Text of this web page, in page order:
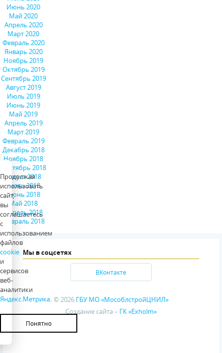
Июнь 2020
Май 2020
Апрель 2020
Март 2020
Февраль 2020
Январь 2020
Ноябрь 2019
Октябрь 2019
Сентябрь 2019
Август 2019
Июль 2019
Июнь 2019
Май 2019
Апрель 2019
Март 2019
Февраль 2019
Декабрь 2018
Ноябрь 2018
Сентябрь 2018
Август 2018
Июль 2018
Июнь 2018
Май 2018
Апрель 2018
Февраль 2018
Мы в соцсетях
ВКонтакте
© 2026 ГБУ МО «МособлстройЦНИЛ»
Создание сайта – ГК «Exholm»
Продолжая
использовать
сайт,
вы
соглашаетесь
с
использованием
файлов
cookie
и
сервисов
веб-
аналитики
Яндекс.Метрика.
Понятно